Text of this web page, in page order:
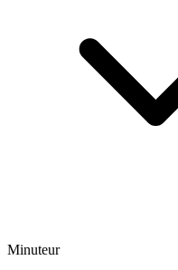
Minuteur